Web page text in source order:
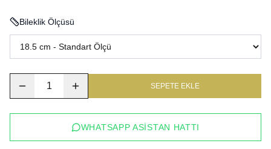
Bileklik Ölçüsü
1 SEPETE EKLE
WHATSAPP ASISTAN HATTI